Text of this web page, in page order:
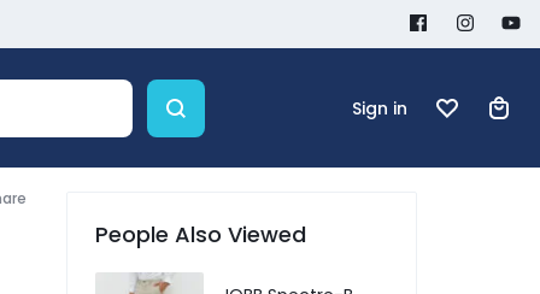
Sign in
People Also Viewed